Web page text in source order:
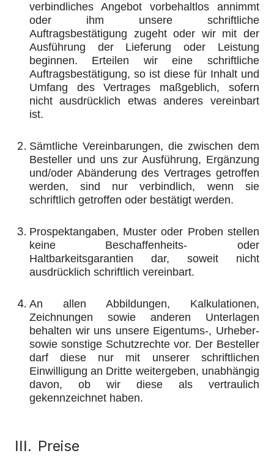
verbindliches Angebot vorbehaltlos annimmt
oder ihm unsere schriftliche
Auftragsbestätigung zugeht oder wir mit der
Ausführung der Lieferung oder Leistung
beginnen. Erteilen wir eine schriftliche
Auftragsbestätigung, so ist diese für Inhalt und
Umfang des Vertrages maßgeblich, sofern
nicht ausdrücklich etwas anderes vereinbart
ist.
Sämtliche Vereinbarungen, die zwischen dem
Besteller und uns zur Ausführung, Ergänzung
und/oder Abänderung des Vertrages getroffen
werden, sind nur verbindlich, wenn sie
schriftlich getroffen oder bestätigt werden.
Prospektangaben, Muster oder Proben stellen
keine Beschaffenheits- oder
Haltbarkeitsgarantien dar, soweit nicht
ausdrücklich schriftlich vereinbart.
An allen Abbildungen, Kalkulationen,
Zeichnungen sowie anderen Unterlagen
behalten wir uns unsere Eigentums-, Urheber-
sowie sonstige Schutzrechte vor. Der Besteller
darf diese nur mit unserer schriftlichen
Einwilligung an Dritte weitergeben, unabhängig
davon, ob wir diese als vertraulich
gekennzeichnet haben.
III. Preise